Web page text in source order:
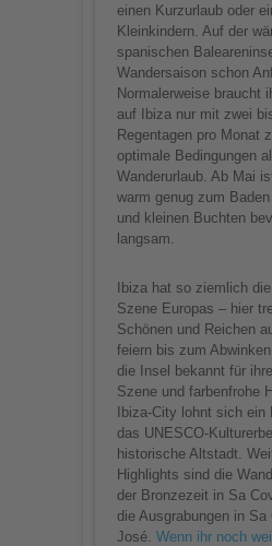
einen Kurzurlaub oder
Kleinkindern. Auf der
spanischen
Wandersaison schon
Normalerweise braucht
auf Ibiza nur mit zwei
Regentagen pro Monat
optimale Bedingungen
Wanderurlaub. Ab Mai
warm genug zum
und kleinen Buchten
langsam.
Ibiza hat so ziemlich
Szene Europas – hier
Schönen und Reichen
feiern bis zum
die Insel bekannt für
Szene und farbenfrohe
Ibiza-City lohnt sich ein
das UNESCO-
historische Altstadt.
Highlights sind die
der Bronzezeit in Sa
die Ausgrabungen in Sa
José. Wenn ihr noch